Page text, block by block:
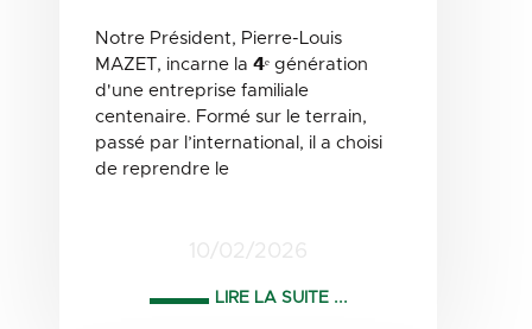
Notre Président, Pierre-Louis
MAZET, incarne la 𝟰ᵉ génération
d'une entreprise familiale
centenaire. Formé sur le terrain,
passé par l’international, il a choisi
de reprendre le
10/02/2026
LIRE LA SUITE ...